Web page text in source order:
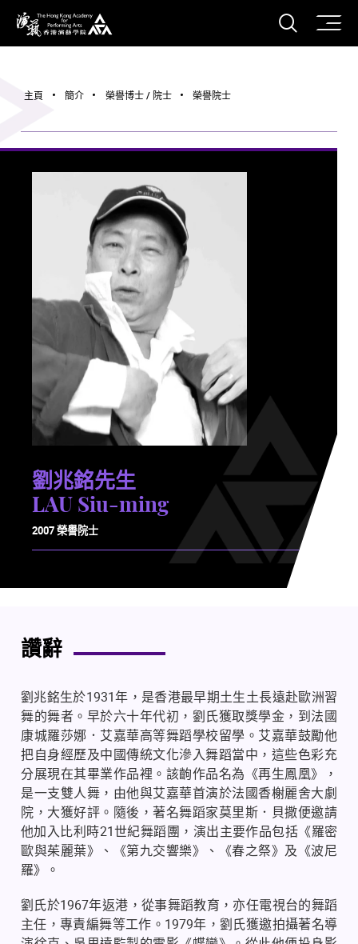
香港演藝學院
打開
主頁 簡介 榮譽博士 / 院士 榮譽院士
劉兆銘先生
LAU Siu-ming
2007 榮譽院士
讚辭
劉兆銘生於1931年，是香港最早期土生土長遠赴歐洲習
舞的舞者。早於六十年代初，劉氏獲取獎學金，到法國
康城羅莎娜．艾嘉華高等舞蹈學校留學。艾嘉華鼓勵他
把自身經歷及中國傳統文化滲入舞蹈當中，這些色彩充
分展現在其畢業作品裡。該齣作品名為《再生鳳凰》，
是一支雙人舞，由他與艾嘉華首演於法國香榭麗舍大劇
院，大獲好評。隨後，著名舞蹈家莫里斯．貝撒便邀請
他加入比利時21世紀舞蹈團，演出主要作品包括《羅密
歐與茱麗葉》、《第九交響樂》、《春之祭》及《波尼
羅》。
劉氏於1967年返港，從事舞蹈教育，亦任電視台的舞蹈
主任，專責編舞等工作。 1979年，劉氏獲邀拍攝著名導